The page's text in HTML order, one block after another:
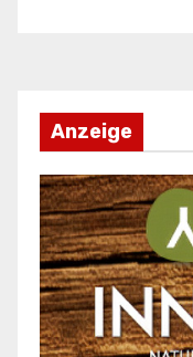
Anzeige
o
n